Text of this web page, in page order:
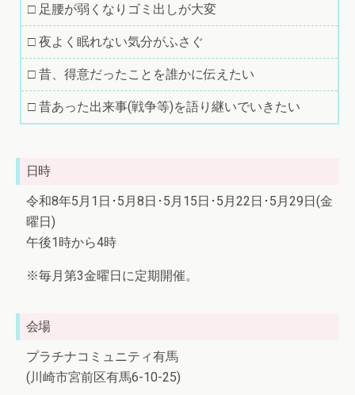
□ 足腰が弱くなりゴミ出しが大変
□ 夜よく眠れない気分がふさぐ
□ 昔、得意だったことを誰かに伝えたい
□ 昔あった出来事(戦争等)を語り継いでいきたい
日時
令和8年5月1日･5月8日･5月15日･5月22日･5月29日(金
曜日)
午後1時から4時
※毎月第3金曜日に定期開催。
会場
プラチナコミュニティ有馬
(川崎市宮前区有馬6-10-25)